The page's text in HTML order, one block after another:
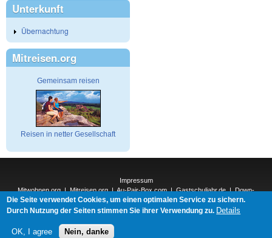
Unterkunft
Übernachtung
Mitreisen.org
Gemeinsam reisen
Reisen in netter Gesellschaft
Impressum
Mitwohnen.org|Mitreisen.org|Au-Pair-Box.com|Gastschuljahr.de|Down-
Under.org |Elderpair.com|
Interconnections-Verlag.de|Natur-und-Umwelt.org|ReiseTops.com|
Die Seite verwendet Cookies, um einen optimalen Service zu sichern.
Durch Nutzung der Seiten stimmen Sie ihrer Verwendung zu. Details
OK, I agree Nein, danke